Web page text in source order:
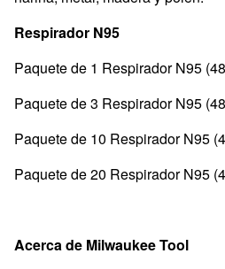
Respirador N95
Paquete de 1 Respirador N95
Paquete de 3 Respirador N95
Paquete de 10 Respirador N95
Paquete de 20 Respirador N95
Acerca de Milwaukee Tool